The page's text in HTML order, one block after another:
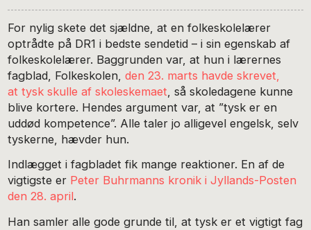
For nylig skete det sjældne, at en folkeskolelærer
optrådte på DR1 i bedste sendetid – i sin egenskab af
folkeskolelærer. Baggrunden var, at hun i lærernes
fagblad, Folkeskolen,den 23. marts havde skrevet,
at tysk skulle af skoleskemaet , så skoledagene kunne
blive kortere. Hendes argument var, at ”tysk er en
uddød kompetence”. Alle taler jo alligevel engelsk, selv
tyskerne, hævder hun.
Indlægget i fagbladet fik mange reaktioner. En af de
vigtigste er Peter Buhrmanns kronik i Jyllands-Posten
den 28. april.
Han samler alle gode grunde til, at tysk er et vigtigt fag